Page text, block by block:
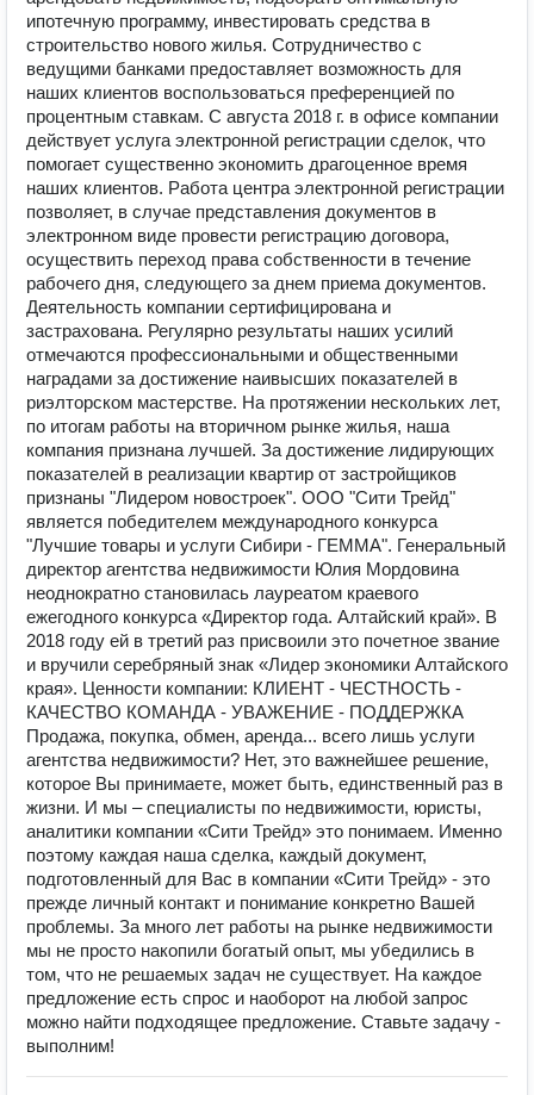
ипотечную программу, инвестировать средства в
строительство нового жилья. Сотрудничество с
ведущими банками предоставляет возможность для
наших клиентов воспользоваться преференцией по
процентным ставкам. С августа 2018 г. в офисе компании
действует услуга электронной регистрации сделок, что
помогает существенно экономить драгоценное время
наших клиентов. Работа центра электронной регистрации
позволяет, в случае представления документов в
электронном виде провести регистрацию договора,
осуществить переход права собственности в течение
рабочего дня, следующего за днем приема документов.
Деятельность компании сертифицирована и
застрахована. Регулярно результаты наших усилий
отмечаются профессиональными и общественными
наградами за достижение наивысших показателей в
риэлторском мастерстве. На протяжении нескольких лет,
по итогам работы на вторичном рынке жилья, наша
компания признана лучшей. За достижение лидирующих
показателей в реализации квартир от застройщиков
признаны "Лидером новостроек". ООО "Сити Трейд"
является победителем международного конкурса
"Лучшие товары и услуги Сибири - ГЕММА". Генеральный
директор агентства недвижимости Юлия Мордовина
неоднократно становилась лауреатом краевого
ежегодного конкурса «Директор года. Алтайский край». В
2018 году ей в третий раз присвоили это почетное звание
и вручили серебряный знак «Лидер экономики Алтайского
края». Ценности компании: КЛИЕНТ - ЧЕСТНОСТЬ -
КАЧЕСТВО КОМАНДА - УВАЖЕНИЕ - ПОДДЕРЖКА
Продажа, покупка, обмен, аренда... всего лишь услуги
агентства недвижимости? Нет, это важнейшее решение,
которое Вы принимаете, может быть, единственный раз в
жизни. И мы – специалисты по недвижимости, юристы,
аналитики компании «Сити Трейд» это понимаем. Именно
поэтому каждая наша сделка, каждый документ,
подготовленный для Вас в компании «Сити Трейд» - это
прежде личный контакт и понимание конкретно Вашей
проблемы. За много лет работы на рынке недвижимости
мы не просто накопили богатый опыт, мы убедились в
том, что не решаемых задач не существует. На каждое
предложение есть спрос и наоборот на любой запрос
можно найти подходящее предложение. Ставьте задачу -
выполним!